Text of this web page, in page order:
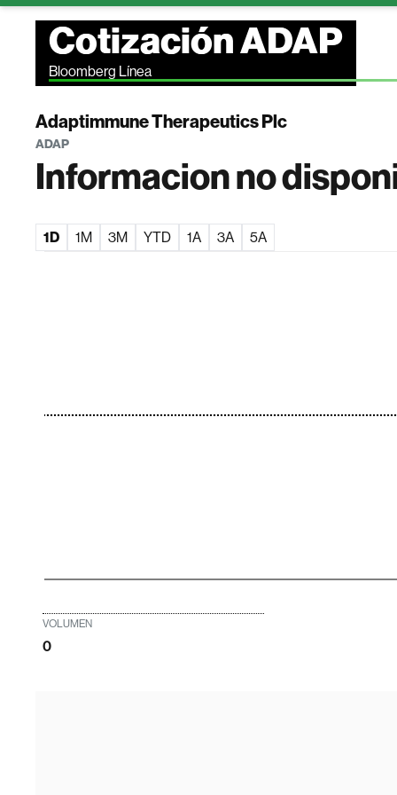
Cotización ADAP
Bloomberg Línea
Adaptimmune Therapeutics Plc
ADAP
Informacion no
1D 1M 3M YTD 1A 3A 5A
VOLUMEN
0